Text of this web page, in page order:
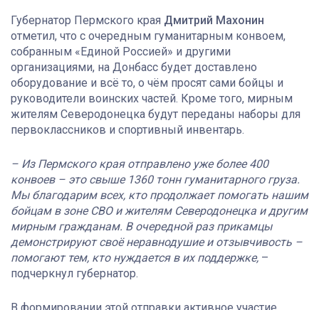
Губернатор Пермского края Дмитрий Махонин
отметил, что с очередным гуманитарным конвоем,
собранным «Единой Россией» и другими
организациями, на Донбасс будет доставлено
оборудование и всё то, о чём просят сами бойцы и
руководители воинских частей. Кроме того, мирным
жителям Северодонецка будут переданы наборы для
первоклассников и спортивный инвентарь.
– Из Пермского края отправлено уже более 400
конвоев – это свыше 1360 тонн гуманитарного груза.
Мы благодарим всех, кто продолжает помогать нашим
бойцам в зоне СВО и жителям Северодонецка и другим
мирным гражданам. В очередной раз прикамцы
демонстрируют своё неравнодушие и отзывчивость –
помогают тем, кто нуждается в их поддержке, –
подчеркнул губернатор.